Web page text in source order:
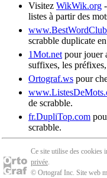
Visitez WikWik.org
listes à partir des
scrabble duplicate
1Mot.net pour jouer
suffixes, les
Ortograf.ws pour
de scrabble.
fr.DupliTop.com
scrabble.
Ce site utilise des cookies
privée.
© Ortograf Inc. Site web